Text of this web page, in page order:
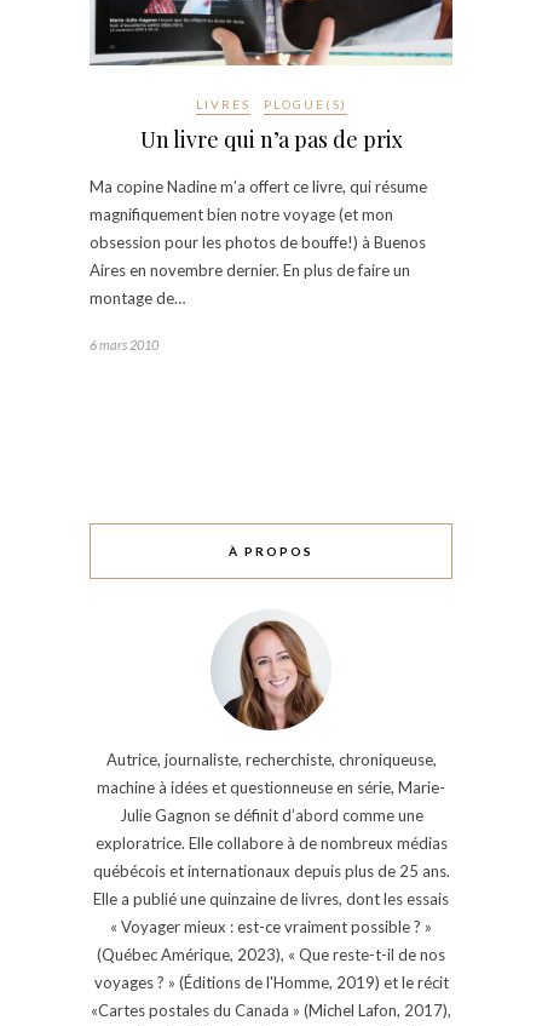
LIVRES PLOGUE(S)
Un livre qui n’a pas de prix
Ma copine Nadine m’a offert ce livre, qui résume
magnifiquement bien notre voyage (et mon
obsession pour les photos de bouffe!) à Buenos
Aires en novembre dernier. En plus de faire un
montage de…
6 mars 2010
À PROPOS
Autrice, journaliste, recherchiste, chroniqueuse,
machine à idées et questionneuse en série, Marie-
Julie Gagnon se définit d’abord comme une
exploratrice. Elle collabore à de nombreux médias
québécois et internationaux depuis plus de 25 ans.
Elle a publié une quinzaine de livres, dont les essais
« Voyager mieux : est-ce vraiment possible ? »
(Québec Amérique, 2023), « Que reste-t-il de nos
voyages ? » (Éditions de l'Homme, 2019) et le récit
«Cartes postales du Canada » (Michel Lafon, 2017),